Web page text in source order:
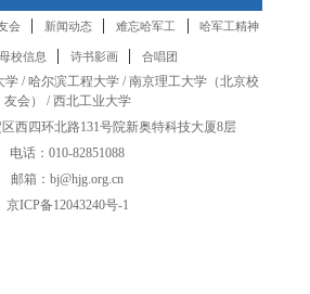
会 | 新闻动态 | 难忘哈军工 | 哈军工精神
母校信息 | 诗书影画 | 合唱团
学 /哈尔滨工程大学 /南京理工大学 （北京校
友会） /西北工业大学
西四环北路131号院新奥特科技大厦8层
电话：010-82851088
邮箱：bj@hjg.org.cn
京ICP备12043240号-1